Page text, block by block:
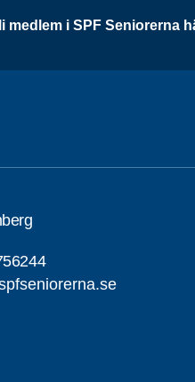
medlem i SPF Seniorerna